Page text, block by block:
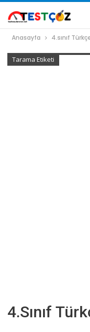
Anasayfa 4.sınıf
Tarama Etiketi
4.sınıf